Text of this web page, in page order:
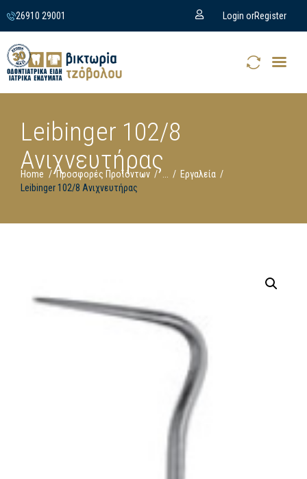
26910 29001 Login orRegister
Leibinger 102/8
Ανιχνευτήρας
Home Προσφορές Προϊόντων ...
Εργαλεία
Leibinger 102/8 Ανιχνευτήρας